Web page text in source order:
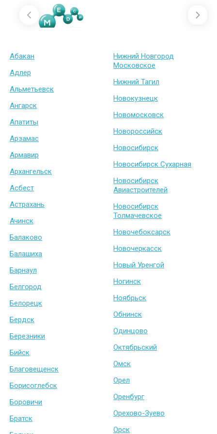
Абакан
Адлер
Альметьевск
Ангарск
Апатиты
Арзамас
Армавир
Архангельск
Асбест
Астрахань
Ачинск
Балаково
Балашиха
Барнаул
Белгород
Белорецк
Бердск
Березники
Бийск
Благовещенск
Борисоглебск
Боровичи
Братск
Нижний Новгород
Московское
Нижний Тагил
Новокузнецк
Новомосковск
Новороссийск
Новосибирск
Новосибирск Сухарная
Новосибирск
Авиастроителей
Новосибирск
Толмачевское
Новочебоксарск
Новочеркасск
Новый Уренгой
Ногинск
Ноябрьск
Обнинск
Одинцово
Октябрьский
Омск
Орел
Оренбург
Орехово-Зуево
Орск